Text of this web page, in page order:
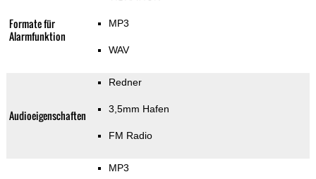
Formate für
Alarmfunktion
MP3
WAV
Audioeigenschaften
Redner
3,5mm Hafen
FM Radio
MP3